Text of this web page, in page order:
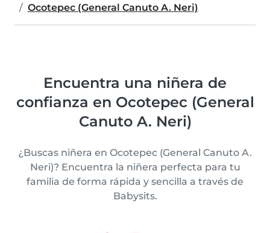
Ocotepec (General Canuto A. Neri)
Encuentra una niñera de
confianza en Ocotepec (General
Canuto A. Neri)
¿Buscas niñera en Ocotepec (General Canuto A.
Neri)? Encuentra la niñera perfecta para tu
familia de forma rápida y sencilla a través de
Babysits.